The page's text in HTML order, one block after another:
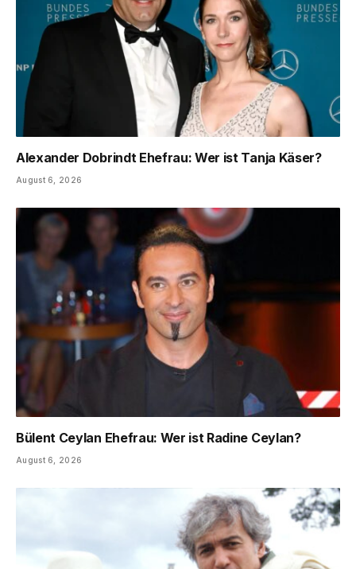
Alexander Dobrindt Ehefrau: Wer ist Tanja Käser?
August 6, 2026
Bülent Ceylan Ehefrau: Wer ist Radine Ceylan?
August 6, 2026